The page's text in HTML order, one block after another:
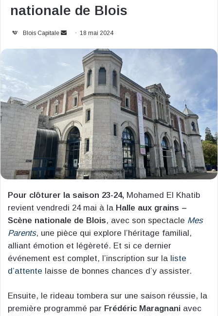
nationale de Blois
Blois Capitale
Envoyer
courriel
18 mai 2024
Pour clôturer la saison 23-24, Mohamed El Khatib
revient vendredi 24 mai à la Halle aux grains –
Scène nationale de Blois, avec son spectacle Mes
Parents, une pièce qui explore l’héritage familial,
alliant émotion et légèreté. Et si ce dernier
événement est complet, l’inscription sur la liste
d’attente laisse de bonnes chances d’y assister.
Ensuite, le rideau tombera sur une saison réussie, la
première programmé par Frédéric Maragnani avec